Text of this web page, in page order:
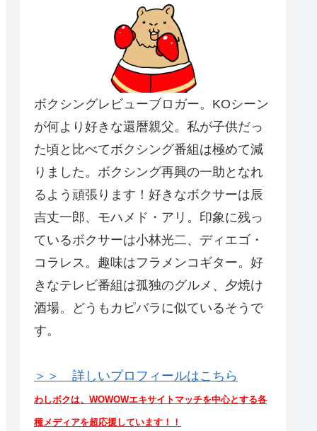
ボクシングレビューブロガー。KOシーン
が何より好きな還暦親父。私が子供だっ
た頃と比べてボクシング番組は極めて減
りました。ボクシング再興の一助となれ
るよう頑張ります！好きなボクサーは辰
吉丈一郎、モハメド・アリ。印象に残っ
ているボクサーは小林光二、ディエゴ・
コラレス。趣味はフラメンコギター。好
きなテレビ番組は孤独のグルメ、夕焼け
酒場。どうもカピバラに似ているそうで
す。
＞＞ 詳しいプロフィールはこちら
わしボクは、WOWOWエキサイトマッチを中心とする各
種メディアを超応援しています！！